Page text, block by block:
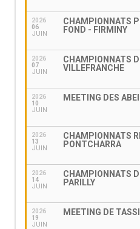
2026
06
JUIN
CHAMPIONNATS
FOND - FIRMINY
2026
07
JUIN
CHAMPIONNATS
VILLEFRANCHE
2026
10
JUIN
MEETING DES
2026
13
JUIN
CHAMPIONNATS
PONTCHARRA
2026
14
JUIN
CHAMPIONNATS
PARILLY
2026
19
JUIN
MEETING DE